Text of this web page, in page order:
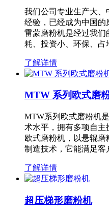
我们公司专业生产大、
经验，已经成为中国的
雷蒙磨粉机是经过我们
耗、投资小、环保、
了解详情
MTW 系列欧式磨
MTW系列欧式磨粉机
术水平，拥有多项自
欧式磨粉机，以悬辊磨
制造技术，它能满足
了解详情
超压梯形磨粉机